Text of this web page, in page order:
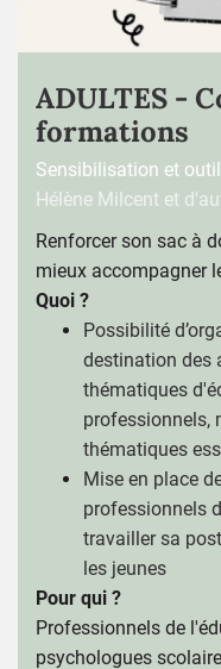
ADULTES -
formations
Sensibilisation et
Hélène Milcent et
Renforcer son sac à
mieux accompagner
Quoi ?
Possibilité
destination des
thématiques
professionnels,
thématiques
Mise en place
professionnels
travailler sa
les jeunes
Pour qui ?
Professionnels de
psychologues